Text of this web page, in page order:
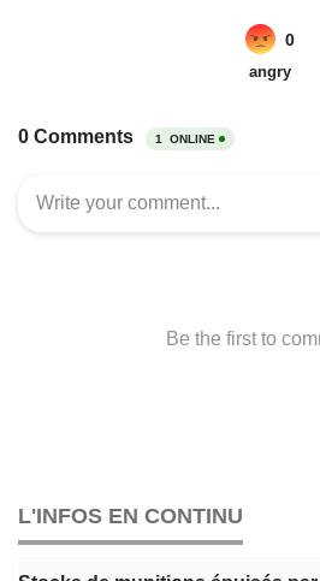
L'INFOS EN CONTINU